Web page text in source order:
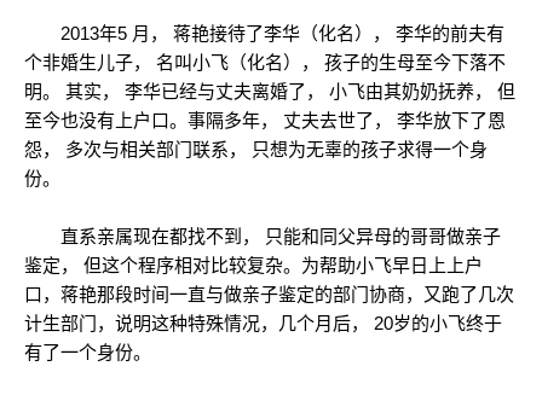
2013年5 月， 蒋艳接待了李华（化名）， 李华的前夫有
个非婚生儿子， 名叫小飞（化名）， 孩子的生母至今下落不
明。 其实， 李华已经与丈夫离婚了， 小飞由其奶奶抚养， 但
至今也没有上户口。事隔多年， 丈夫去世了， 李华放下了恩
怨， 多次与相关部门联系， 只想为无辜的孩子求得一个身
份。
直系亲属现在都找不到， 只能和同父异母的哥哥做亲子
鉴定， 但这个程序相对比较复杂。为帮助小飞早日上上户
口，蒋艳那段时间一直与做亲子鉴定的部门协商，又跑了几次
计生部门，说明这种特殊情况，几个月后， 20岁的小飞终于
有了一个身份。